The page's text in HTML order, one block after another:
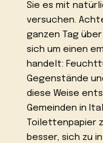
Sie es mit
versuchen.
ganzen Tag
sich um einen
handelt:
Gegenstände
diese Weise
Gemeinden in
Toilettenpapier
besser, sich zu